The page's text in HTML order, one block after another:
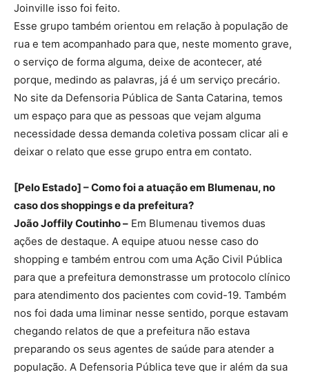
Joinville isso foi feito.
Esse grupo também orientou em relação à população de
rua e tem acompanhado para que, neste momento grave,
o serviço de forma alguma, deixe de acontecer, até
porque, medindo as palavras, já é um serviço precário.
No site da Defensoria Pública de Santa Catarina, temos
um espaço para que as pessoas que vejam alguma
necessidade dessa demanda coletiva possam clicar ali e
deixar o relato que esse grupo entra em contato.
[Pelo Estado] – Como foi a atuação em Blumenau, no
caso dos shoppings e da prefeitura?
João Joffily Coutinho – Em Blumenau tivemos duas
ações de destaque. A equipe atuou nesse caso do
shopping e também entrou com uma Ação Civil Pública
para que a prefeitura demonstrasse um protocolo clínico
para atendimento dos pacientes com covid-19. Também
nos foi dada uma liminar nesse sentido, porque estavam
chegando relatos de que a prefeitura não estava
preparando os seus agentes de saúde para atender a
população. A Defensoria Pública teve que ir além da sua